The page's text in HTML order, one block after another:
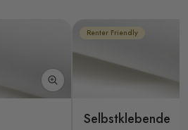
Renter Friendly
Selbstklebende